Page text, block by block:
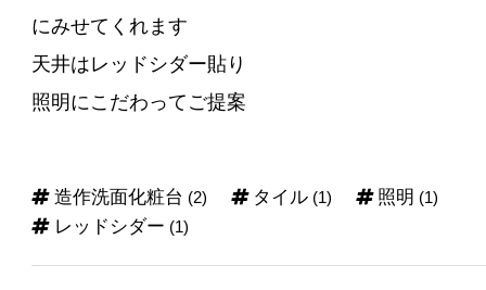
にみせてくれます
天井はレッドシダー貼り
照明にこだわってご提案
造作洗面化粧台 (2) タイル(1) 照明 (1)
レッドシダー (1)